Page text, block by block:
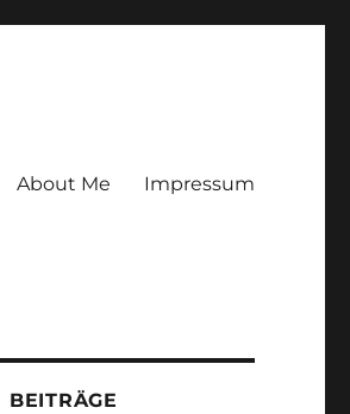
About Me Impressum
BEITRÄGE